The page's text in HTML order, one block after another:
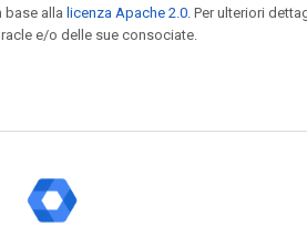
base alla licenza Apache 2.0 . Per ulteriori
e/o delle sue consociate.